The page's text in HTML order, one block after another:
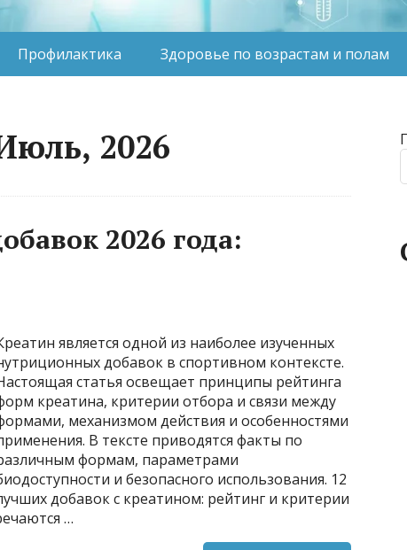
Профилактика Здоровье по возрастам и полам
2026
2026 года:
является одной из наиболее изученных
добавок в спортивном контексте.
статья освещает принципы рейтинга
креатина, критерии отбора и связи между
механизмом действия и особенностями
В тексте приводятся факты по
формам, параметрами
и безопасного использования. 12
добавок с креатином: рейтинг и критерии
…